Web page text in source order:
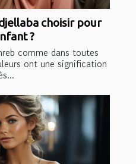
choisir pour
?
comme dans toutes
ont une signification